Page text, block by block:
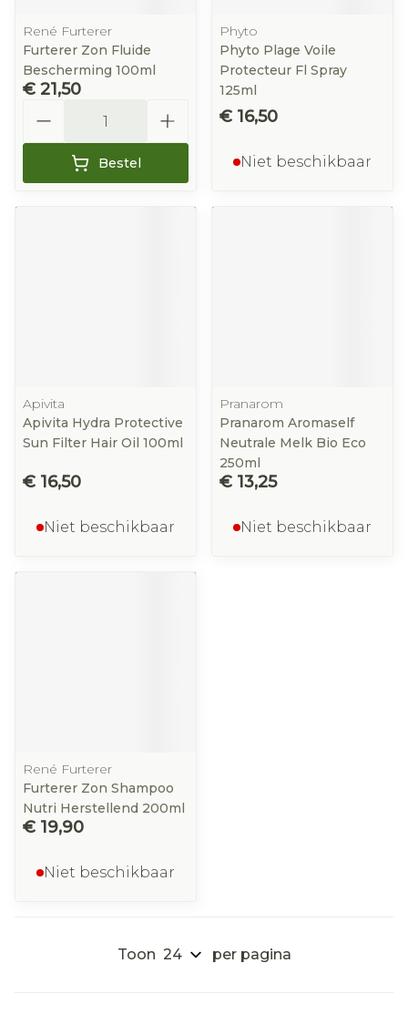
René Furterer
Furterer Zon Fluide
Bescherming 100ml
€ 21,50
Bestel
Phyto
Phyto Plage Voile
Protecteur Fl Spray
125ml
€ 16,50
Niet beschikbaar
Apivita
Apivita Hydra Protective
Sun Filter Hair Oil 100ml
€ 16,50
Niet beschikbaar
Pranarom
Pranarom Aromaself
Neutrale Melk Bio Eco
250ml
€ 13,25
Niet beschikbaar
René Furterer
Furterer Zon Shampoo
Nutri Herstellend 200ml
€ 19,90
Niet beschikbaar
Toon per pagina